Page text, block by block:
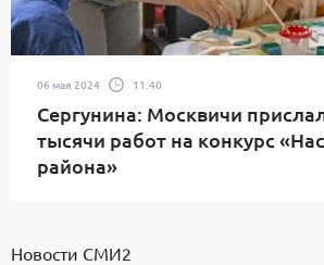
06 мая 2024 11:40
Сергунина: Москвичи
тысячи работ на конкурс
района»
Новости СМИ2